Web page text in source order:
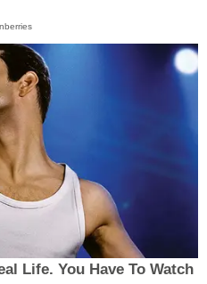
Life. You Have To Watch